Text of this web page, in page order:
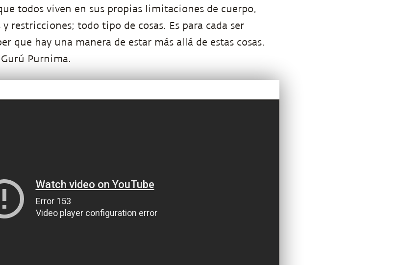
todos viven en sus propias limitaciones de cuerpo,
restricciones; todo tipo de cosas. Es para cada ser
que hay una manera de estar más allá de estas cosas.
Purnima.